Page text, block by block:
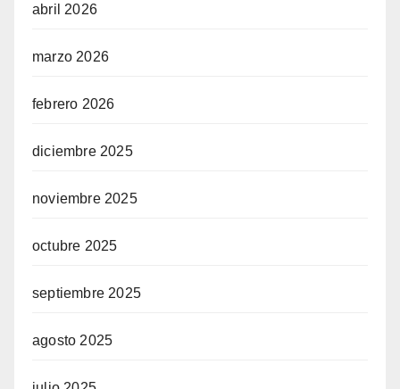
abril 2026
marzo 2026
febrero 2026
diciembre 2025
noviembre 2025
octubre 2025
septiembre 2025
agosto 2025